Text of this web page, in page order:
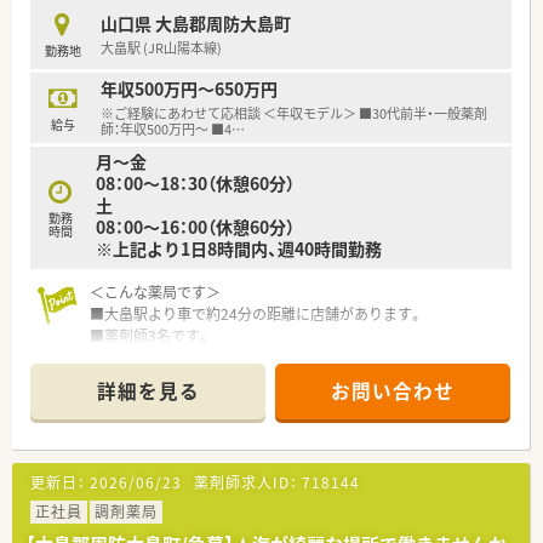
■地元出身の社員が多く在籍しており、若い世代から経験豊富な
ベテランまでが互いに助け合いながら活躍しています。
■加算の有無に関わらず、困っている患者様がいれば在宅訪問を
行うなど、利益以上に地域貢献を優先する社風です。
勤務地
山口県 大島郡周防大島町
大畠駅 (JR山陽本線)
給与
年収500万円～650万円
※ご経験にあわせて応相談 ＜年収モデル＞ ■30代前半・一般薬剤
師：年収500万円～ ■4…
勤務
時間
月～金
08：00～18：30（休憩60分）
土
08：00～16：00（休憩60分）
※上記より1日8時間内、週40時間勤務
＜こんな薬局です＞
■大畠駅より車で約24分の距離に店舗があります。
■薬剤師3名です。
＜業務内容＞
■隣接医院より内科や外科、整形外科、泌尿器科ん等幅広く処方
を応需しています。
■処方箋枚数は約70～80枚/日です。
＜研修制度＞
■現場の先輩薬剤師より指導を受けて頂きます。
詳細を見る お問い合わせ
更新日： 2026/06/23 薬剤師求人ID： 718144
正社員
調剤薬局